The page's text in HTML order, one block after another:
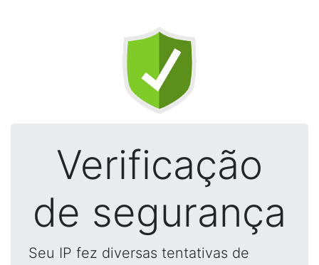
Verificação
de segurança
Seu IP fez diversas tentativas de